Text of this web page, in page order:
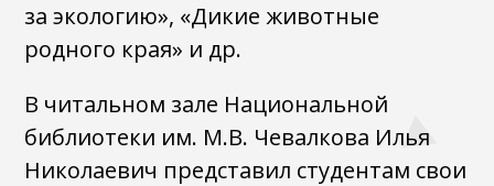
за экологию», «Дикие животные
родного края» и др.
В читальном зале Национальной
библиотеки им. М.В. Чевалкова Илья
Николаевич представил студентам свои